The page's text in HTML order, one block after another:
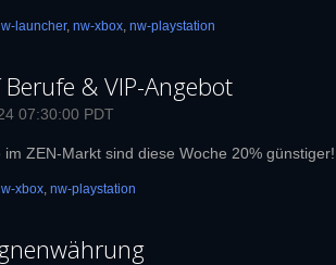
launcher, nw-xbox, nw-playstation
& VIP-Angebot
07:30:00 PDT
ZEN-Markt sind diese Woche 20% günstiger!
xbox, nw-playstation